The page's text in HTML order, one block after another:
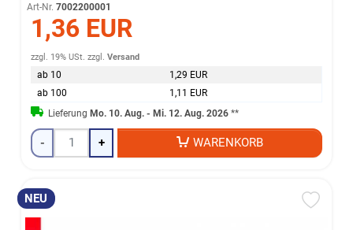
Art-Nr. 7002200001
1,36 EUR
zzgl. 19% USt. zzgl.Versand
ab 10
1,29 EUR
ab 100
1,11 EUR
LieferungMo. 10. Aug. - Mi. 12. Aug. 2026 **
- + WARENKORB
NEU